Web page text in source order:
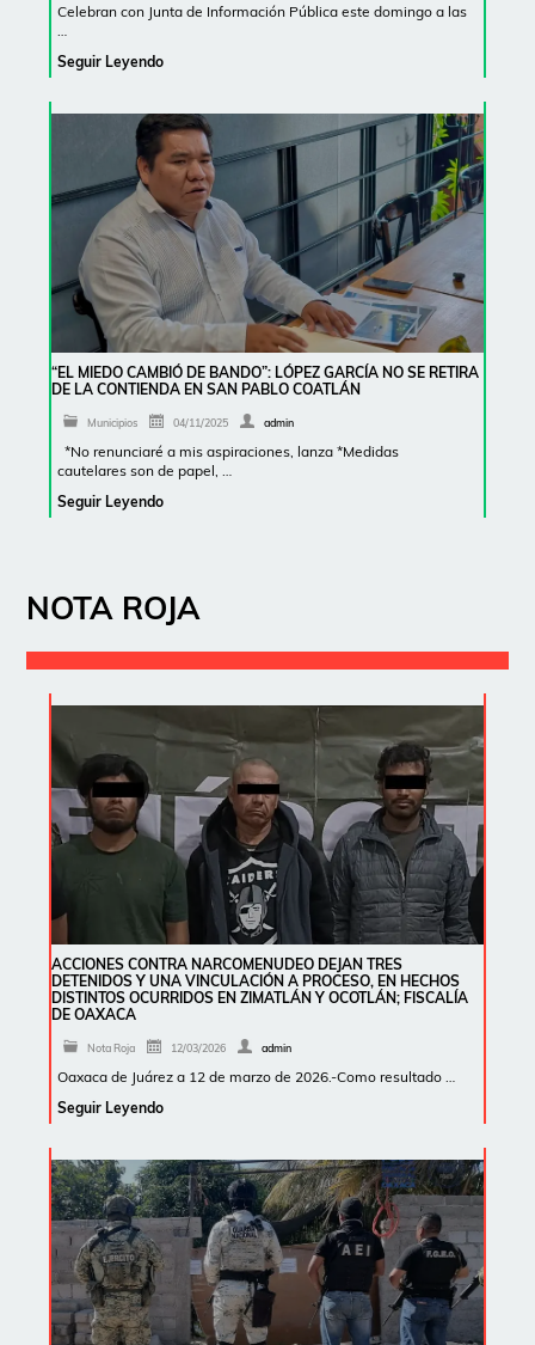
Celebran con Junta de Información Pública este domingo a las
Seguir Leyendo
“EL MIEDO CAMBIÓ DE BANDO”: LÓPEZ GARCÍA NO SE RETIRA
DE LA CONTIENDA EN SAN PABLO COATLÁN
Municipios 04/11/2025 admin
*No renunciaré a mis aspiraciones, lanza *Medidas
cautelares son de papel, …
Seguir Leyendo
NOTA ROJA
ACCIONES CONTRA NARCOMENUDEO DEJAN TRES
DETENIDOS Y UNA VINCULACIÓN A PROCESO, EN HECHOS
DISTINTOS OCURRIDOS EN ZIMATLÁN Y OCOTLÁN; FISCALÍA
DE OAXACA
Nota Roja 12/03/2026 admin
Oaxaca de Juárez a 12 de marzo de 2026.-Como resultado …
Seguir Leyendo